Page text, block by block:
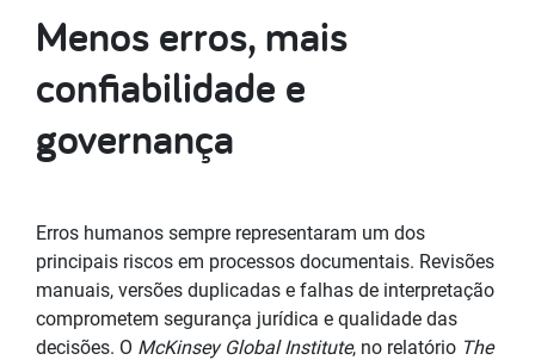
Menos erros, mais
confiabilidade e
governança
Erros humanos sempre representaram um dos
principais riscos em processos documentais. Revisões
manuais, versões duplicadas e falhas de interpretação
comprometem segurança jurídica e qualidade das
decisões. O McKinsey Global Institute, no relatório The